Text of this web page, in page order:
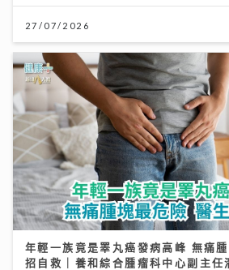
27/07/2026
年輕一族竟是睪丸癌發病高峰 無痛
招自救｜養和綜合腫瘤科中心副主任